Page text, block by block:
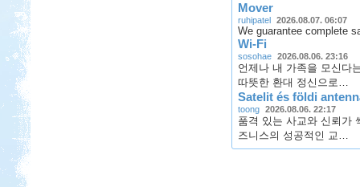
Mover
ruhipatel 2026.08.07. 06:07
We guarantee complete
Wi-Fi
sosohae 2026.08.06. 23:16
언제나 내 가족을 모신다
따뜻한 환대 정신으로…
Satelit és földi
toong 2026.08.06. 22:17
품격 있는 사교와 신뢰가
즈니스의 성공적인 교…